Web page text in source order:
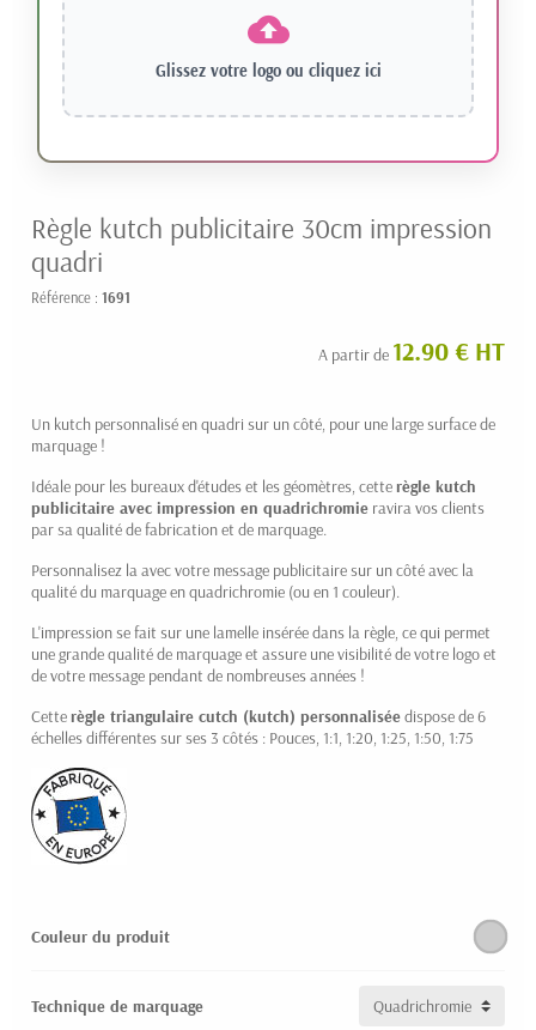
Glissez votre logo ou cliquez ici
Règle kutch publicitaire 30cm impression
quadri
Référence : 1691
A partir de 12.90 € HT
Un kutch personnalisé en quadri sur un côté, pour une large surface de
marquage !
Idéale pour les bureaux d'études et les géomètres, cetterègle kutch
publicitaire avec impression en quadrichromie ravira vos clients
par sa qualité de fabrication et de marquage.
Personnalisez la avec votre message publicitaire sur un côté avec la
qualité du marquage en quadrichromie (ou en 1 couleur).
L'impression se fait sur une lamelle insérée dans la règle, ce qui permet
une grande qualité de marquage et assure une visibilité de votre logo et
de votre message pendant de nombreuses années !
Cetterègle triangulaire cutch (kutch) personnaliséedispose de 6
échelles différentes sur ses 3 côtés : Pouces, 1:1, 1:20, 1:25, 1:50, 1:75
Couleur du produit
Technique de marquage